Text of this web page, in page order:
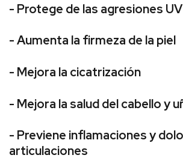
- Protege de las agresiones UV
- Aumenta la firmeza de la piel
- Mejora la cicatrización
- Mejora la salud del cabello y
- Previene inflamaciones y
articulaciones